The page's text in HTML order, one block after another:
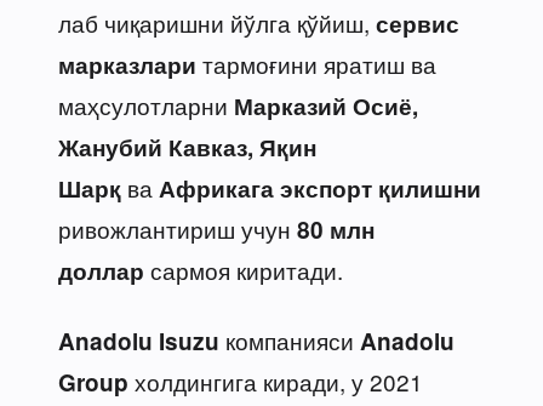
лаб чиқаришни йўлга қўйиш, сервис
марказлари тармоғини яратиш ва
маҳсулотларни Марказий Осиё,
Жанубий Кавказ, Яқин
Шарқ ва Африкагаэкспорт қилишни
ривожлантириш учун 80 млн
доллар сармоя киритади.
Anadolu Isuzu компанияси Anadolu
Group холдингига киради, у 2021